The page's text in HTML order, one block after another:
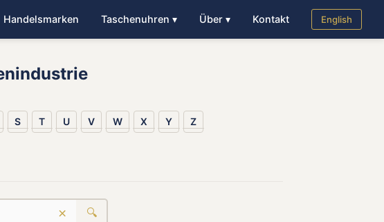
Handelsmarken Taschenuhren ▾ Über ▾ Kontakt English
S T U V W X Y Z
× 🔍